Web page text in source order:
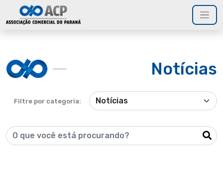
Notícias
Filtre por categoria: